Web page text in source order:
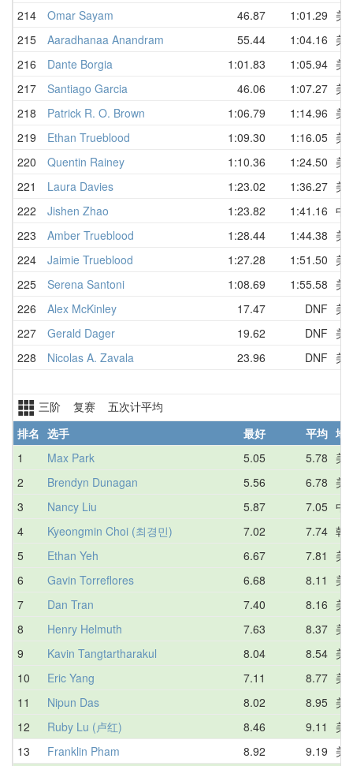
214 Omar Sayam 46.87 1:01.29 美
215
Aaradhanaa Anandram 55.44 1:04.16 美
216
Dante Borgia 1:01.83 1:05.94 美
217
Santiago Garcia 46.06 1:07.27 美
218
Patrick R. O. Brown 1:06.79 1:14.96 美
219
Ethan Trueblood 1:09.30 1:16.05 美
220
Quentin Rainey 1:10.36 1:24.50 美
221
Laura Davies 1:23.02 1:36.27 美
222
Jishen Zhao 1:23.82 1:41.16 中
223
Amber Trueblood 1:28.44 1:44.38 美
224
Jaimie Trueblood 1:27.28 1:51.50 美
225
Serena Santoni 1:08.69 1:55.58 美
226
Alex McKinley 17.47 DNF 美
227
Gerald Dager 19.62 DNF 美
228
Nicolas A. Zavala 23.96 DNF 美
三阶 复赛 五次计平均
排名 选手 最好 平均 地
1
Max Park 5.05 5.78 美
2
Brendyn Dunagan 5.56 6.78 美
3
Nancy Liu 5.87 7.05 中
4
Kyeongmin Choi (최경민) 7.02 7.74 韩
5
Ethan Yeh 6.67 7.81
美
6
Gavin Torreflores 6.68 8.11
美
7
Dan Tran 7.40 8.16 美
8
Henry Helmuth 7.63 8.37 美
9
Kavin Tangtartharakul 8.04 8.54 美
10
Eric Yang 7.11 8.77 美
11
Nipun Das 8.02 8.95 美
12
Ruby Lu (卢红) 8.46 9.11
美
13
Franklin Pham 8.92 9.19 美